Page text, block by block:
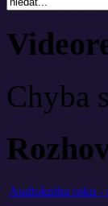
Chyba
Audiokniha roku -